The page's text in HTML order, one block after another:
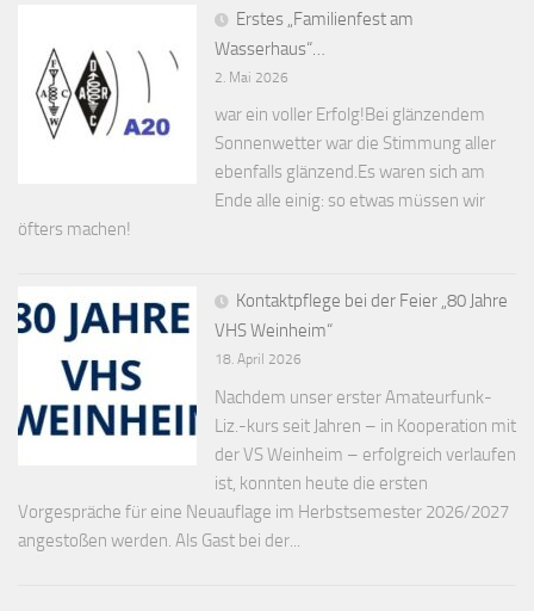
Erstes „Familienfest am
Wasserhaus“…
2. Mai 2026
war ein voller Erfolg!Bei glänzendem
Sonnenwetter war die Stimmung aller
ebenfalls glänzend.Es waren sich am
Ende alle einig: so etwas müssen wir
öfters machen!
Kontaktpflege bei der Feier „80 Jahre
VHS Weinheim“
18. April 2026
Nachdem unser erster Amateurfunk-
Liz.-kurs seit Jahren – in Kooperation mit
der VS Weinheim – erfolgreich verlaufen
ist, konnten heute die ersten
Vorgespräche für eine Neuauflage im Herbstsemester 2026/2027
angestoßen werden. Als Gast bei der...